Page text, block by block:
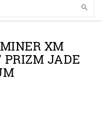
XM
PRIZM JADE